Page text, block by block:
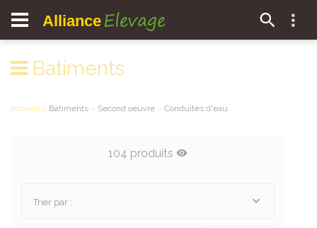
Alliance Elevage
Batiments
Accueil > Batiments > Second oeuvre > Conduites d'eau
104 produits
Trier par :